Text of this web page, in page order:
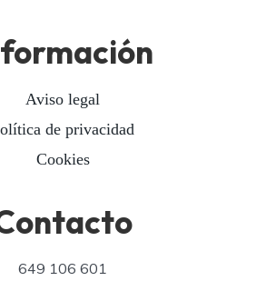
Aviso legal
de privacidad
Cookies
649 106 601